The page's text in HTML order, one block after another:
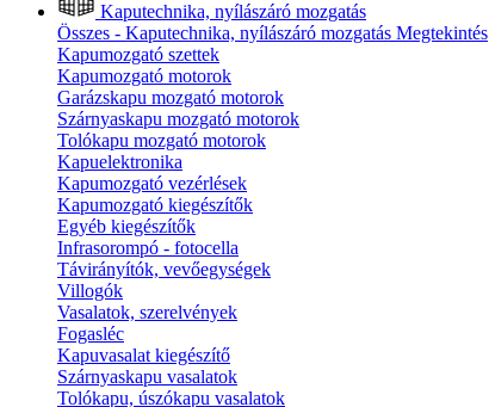
Kaputechnika, nyílászáró mozgatás
Összes - Kaputechnika, nyílászáró mozgatás Megtekintés
Kapumozgató szettek
Kapumozgató motorok
Garázskapu mozgató motorok
Szárnyaskapu mozgató motorok
Tolókapu mozgató motorok
Kapuelektronika
Kapumozgató vezérlések
Kapumozgató kiegészítők
Egyéb kiegészítők
Infrasorompó - fotocella
Távirányítók, vevőegységek
Villogók
Vasalatok, szerelvények
Fogasléc
Kapuvasalat kiegészítő
Szárnyaskapu vasalatok
Tolókapu, úszókapu vasalatok